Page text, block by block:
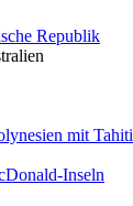
Republik
mit Tahiti
Inseln